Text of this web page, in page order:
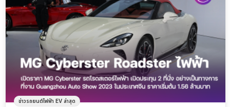
ข่าวรถยนต์ไฟฟ้า EV ล่าสุด